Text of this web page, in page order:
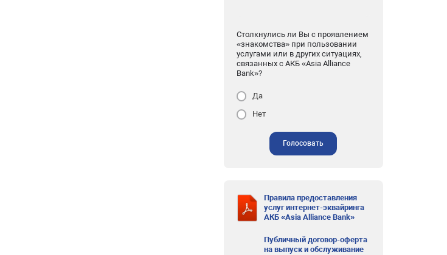
Столкнулись ли Вы с проявлением
«знакомства» при пользовании
услугами или в других ситуациях,
связанных с АКБ «Asia Alliance
Bank»?
Да
Нет
Голосовать
Правила предоставления
услуг интернет-эквайринга
АКБ «Asia Alliance Bank»
Публичный договор-оферта
на выпуск и обслуживание